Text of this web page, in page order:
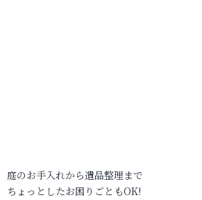
庭のお手入れから遺品整理まで
ちょっとしたお困りごともOK!